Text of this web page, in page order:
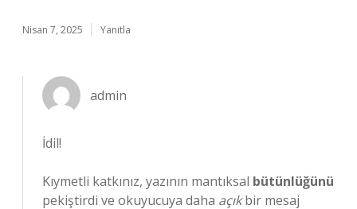
Nisan 7, 2025 Yanıtla
admin
İdil!
Kıymetli katkınız, yazının mantıksal bütünlüğünü
pekiştirdi ve okuyucuya daha açıkbir mesaj